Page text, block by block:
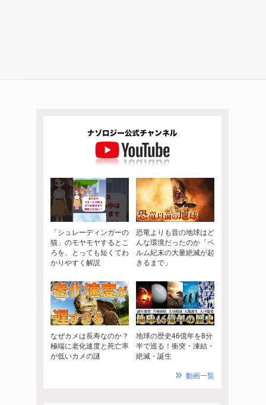
「シュレーディンガーの
猫」のモヤモヤするとこ
ろを、とっても短くてわ
かりやすく解説
恐竜よりも昔の地球はど
んな環境だったのか「ペ
ルム紀末の大量絶滅が起
きるまで」
なぜカメは長寿なのか？
極端に老化速度と死亡率
が低いカメの謎
地球の歴史46億年を8分
半で巡る！衝突・凍結・
絶滅・誕生
動画一覧